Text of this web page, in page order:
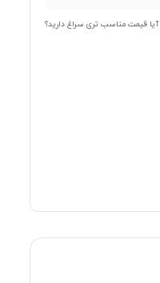
آیا قیمت مناسب تری سراغ دارید؟